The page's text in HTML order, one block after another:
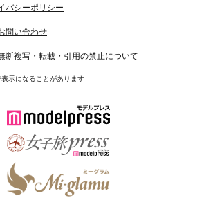
バシーポリシー
問い合わせ
断複写・転載・引用の禁止について
示になることがあります